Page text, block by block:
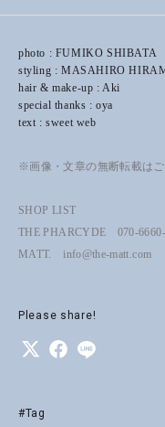
photo : FUMIKO SHIBATA
styling : MASAHIRO
hair & make-up : Aki
special thanks : oya
text : sweet web
※画像・文章の無断転載は
SHOP LIST
THE PHARCYDE 070-
MATT. info@the-matt.com
Please share!
#Tag